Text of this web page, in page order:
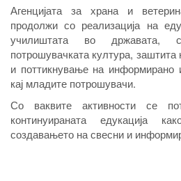
Агенцијата за храна и
продолжи со реализација на
училиштата во
потрошувачката култура, заштита
и поттикнување на информирано
кај младите потрошувачи.
Со ваквите активности се
континуираната едукација
создавањето на свесни и